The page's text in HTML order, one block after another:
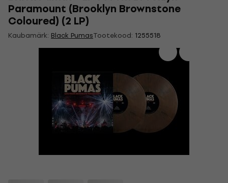
Paramount (Brooklyn Brownstone
Coloured) (2 LP)
Kaubamärk: Black PumasTootekood: 1255518